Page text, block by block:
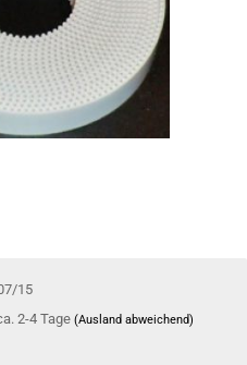
15
2-4 Tage(Ausland abweichend)